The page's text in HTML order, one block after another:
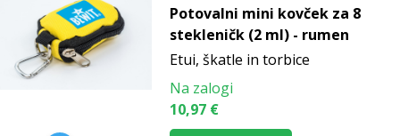
Potovalni mini kovček za 8
stekleničk (2 ml) - rumen
Etui, škatle in torbice
Na zalogi
10,97 €